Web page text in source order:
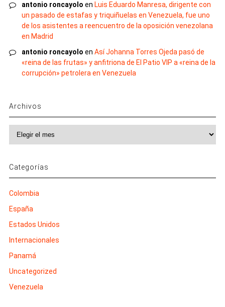
antonio roncayolo en Luis Eduardo Manresa, dirigente con
un pasado de estafas y triquiñuelas en Venezuela, fue uno
de los asistentes a reencuentro de la oposición venezolana
en Madrid
antonio roncayolo en Así Johanna Torres Ojeda pasó de
«reina de las frutas» y anfitriona de El Patio VIP a «reina de la
corrupción» petrolera en Venezuela
Archivos
Archivos
Categorías
Colombia
España
Estados Unidos
Internacionales
Panamá
Uncategorized
Venezuela